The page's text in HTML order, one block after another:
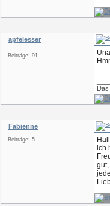
apfelesser
Beiträge: 91
Fabienne
Beiträge: 5
ich